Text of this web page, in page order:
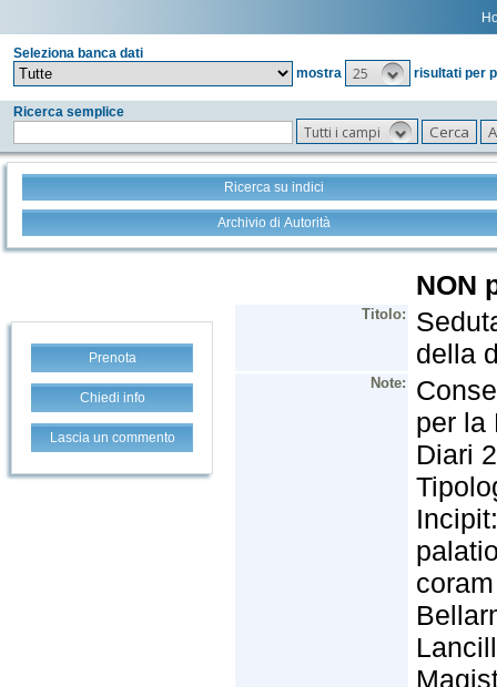
Seleziona banca dati
mostra
25 risultati per
Ricerca semplice
Tutti i campi
Ricerca su indici
Archivio di Autorità
Prenota
Chiedi info
Lascia un commento